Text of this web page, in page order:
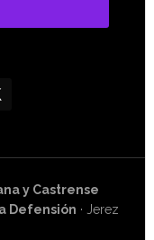
y Castrense
Defensión · Jerez